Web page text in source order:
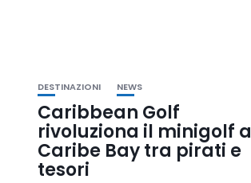
DESTINAZIONI NEWS
Caribbean Golf
rivoluziona il minigolf a
Caribe Bay tra pirati e
tesori